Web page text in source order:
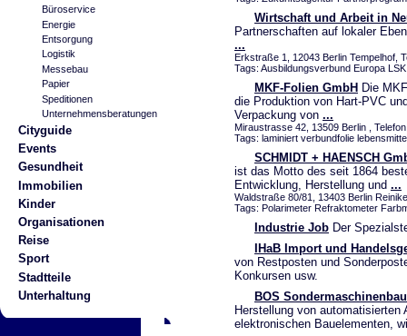
Büroservice
Energie
Entsorgung
Logistik
Messebau
Papier
Speditionen
Unternehmensberatungen
Cityguide
Events
Gesundheit
Immobilien
Kinder
Organisationen
Reise
Sport
Stadtteile
Unterhaltung
Wirtschaft und Arbeit in
Partnerschaften auf lokaler
...
Erkstraße 1, 12043 Berlin Tempelhof,
Tags: Ausbildungsverbund Europa
MKF-Folien GmbH Die
die Produktion von Hart-PVC
Verpackung von ...
Miraustrasse 42, 13509 Berlin ,
Tags: laminiert verbundfolie
SCHMIDT + HAENSCH
ist das Motto des seit 1864
Entwicklung, Herstellung und ...
Waldstraße 80/81, 13403 Berlin
Tags: Polarimeter Refraktometer
Industrie Job Der
IHaB Import und
von Restposten und
Konkursen usw.
BOS
Herstellung von
elektronischen Bauelementen,